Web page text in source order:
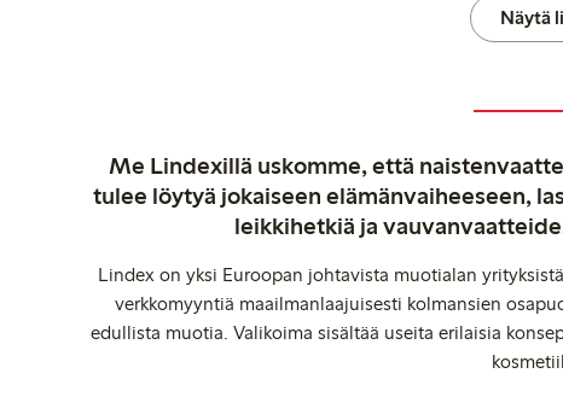
Näytä
Me Lindexillä uskomme, että
tulee löytyä jokaiseen elämänvaiheeseen,
leikkihetkiä ja
Lindex on yksi Euroopan johtavista muotialan
verkkomyyntiä maailmanlaajuisesti kolmansien
edullista muotia. Valikoima sisältää useita erilaisia